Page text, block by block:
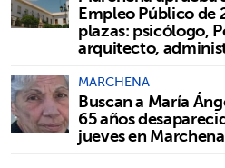
Empleo Público de
plazas: psicólogo,
arquitecto,
MARCHENA
Buscan a María
65 años
jueves en